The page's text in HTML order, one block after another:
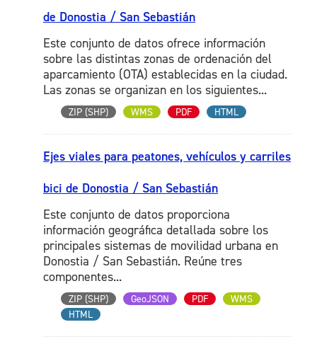
de Donostia / San Sebastián
Este conjunto de datos ofrece información
sobre las distintas zonas de ordenación del
aparcamiento (OTA) establecidas en la ciudad.
Las zonas se organizan en los siguientes...
ZIP (SHP) WMS PDF HTML
Ejes viales para peatones, vehículos y carriles
bici de Donostia / San Sebastián
Este conjunto de datos proporciona
información geográfica detallada sobre los
principales sistemas de movilidad urbana en
Donostia / San Sebastián. Reúne tres
componentes...
ZIP (SHP) GeoJSON PDF
WMS
HTML